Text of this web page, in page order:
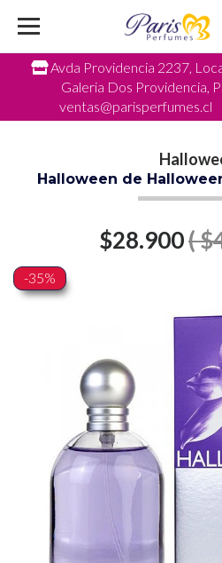
Avda Providencia 2237,
Galeria Dos Providencia,
ventas@parisperfumes.cl
Halloween de
$28.900(
-35%